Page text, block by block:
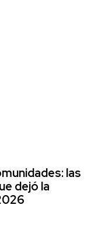
las
dejó la